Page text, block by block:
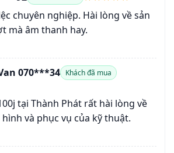
chuyên nghiệp. Hài lòng về sản
mà âm thanh hay.
070***34 Khách đã mua
tại Thành Phát rất hài lòng về
và phục vụ của kỹ thuật.